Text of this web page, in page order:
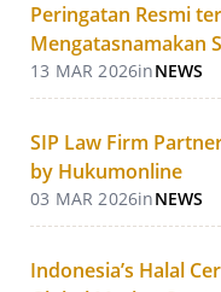
Peringatan Resmi
Mengatasnamakan
13 MAR 2026inNEWS
SIP Law Firm
by Hukumonline
03 MAR 2026inNEWS
Indonesia’s Halal